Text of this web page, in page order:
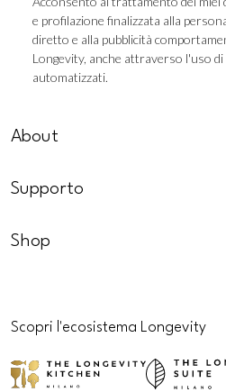
Profilazione
e profilazione finalizzata alla personalizzazione del marketing
diretto e alla pubblicità
Longevity, anche attraverso l'uso
automatizzati.
About
Supporto
Shop
Scopri l'ecosistema Longevity